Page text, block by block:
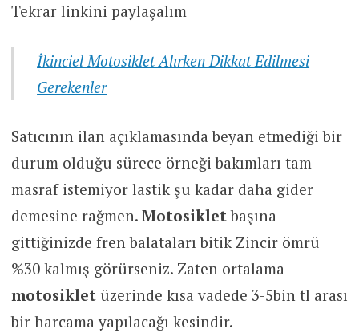
Tekrar linkini paylaşalım
İkinciel Motosiklet Alırken Dikkat Edilmesi
Gerekenler
Satıcının ilan açıklamasında beyan etmediği bir
durum olduğu sürece örneği bakımları tam
masraf istemiyor lastik şu kadar daha gider
demesine rağmen. Motosikletbaşına
gittiğinizde fren balataları bitik Zincir ömrü
%30 kalmış görürseniz. Zaten ortalama
motosikletüzerinde kısa vadede 3-5bin tl arası
bir harcama yapılacağı kesindir.